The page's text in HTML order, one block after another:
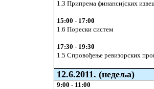
1.3 Припрема финансијских
15:00 - 17:00
1.6 Порески систем
17:30 - 19:30
1.5 Спровођење ревизорских
12.6.2011. (недеља)
9:00 - 11:00